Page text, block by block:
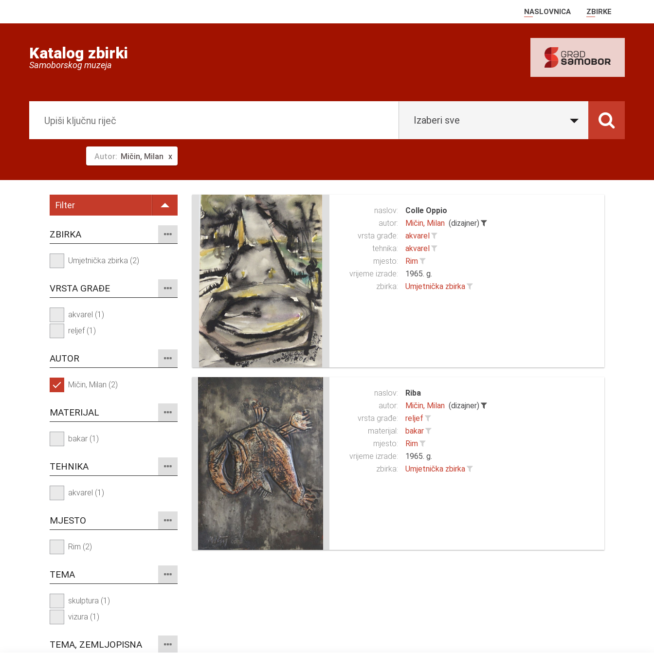
NASLOVNICA ZBIRKE
Katalog zbirki
Samoborskog muzeja
Izaberi sve
Autor: Mičin, Milan
Filter
ZBIRKA
Umjetnička zbirka (2)
VRSTA GRAĐE
akvarel (1)
reljef (1)
AUTOR
Mičin, Milan (2)
MATERIJAL
bakar (1)
TEHNIKA
akvarel (1)
MJESTO
Rim (2)
TEMA
skulptura (1)
vizura (1)
TEMA, ZEMLJOPISNA
naslov:
Colle Oppio
autor:
Mičin, Milan (dizajner)
vrsta građe:
akvarel
tehnika:
akvarel
mjesto:
Rim
vrijeme izrade:
1965. g.
zbirka:
Umjetnička zbirka
naslov:
Riba
autor:
Mičin, Milan (dizajner)
vrsta građe:
reljef
materijal:
bakar
mjesto:
Rim
vrijeme izrade:
1965. g.
zbirka:
Umjetnička zbirka